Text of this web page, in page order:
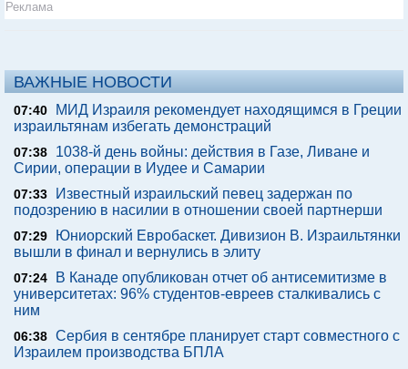
Реклама
ВАЖНЫЕ НОВОСТИ
07:40
МИД Израиля рекомендует находящимся в Греции
израильтянам избегать демонстраций
07:38
1038-й день войны: действия в Газе, Ливане и
Сирии, операции в Иудее и Самарии
07:33
Известный израильский певец задержан по
подозрению в насилии в отношении своей партнерши
07:29
Юниорский Евробаскет. Дивизион В. Израильтянки
вышли в финал и вернулись в элиту
07:24
В Канаде опубликован отчет об антисемитизме в
университетах: 96% студентов-евреев сталкивались с
ним
06:38 Сербия в сентябре планирует старт совместного с
Израилем производства БПЛА